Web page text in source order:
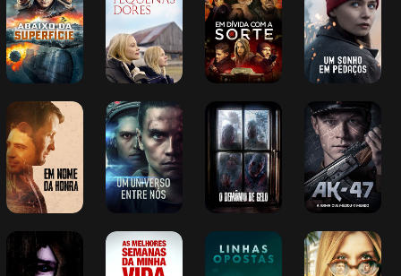
Dores
Em Nome da
Honra
Um Universo
Entre Nós
O Demônio de
Gelo
AK-47 - A Arma
Que Mudou o
Mundo
Menino Malvado
As Melhores
Semanas da
Minha Vida
Dormindo Com
Seu Ídolo